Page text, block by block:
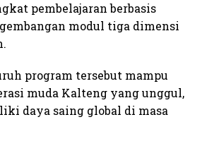
pembelajaran berbasis
modul tiga dimensi
program tersebut mampu
muda Kalteng yang unggul,
daya saing global di masa